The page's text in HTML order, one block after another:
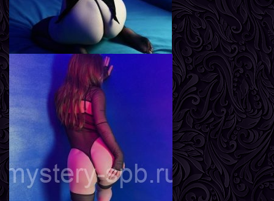
Яна
Возраст
23
Рост
170 см
Вес
58 кг
Грудь
3-й